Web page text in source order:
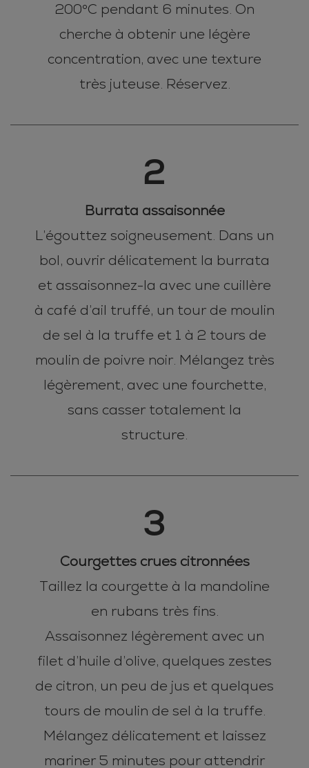
200°C pendant 6 minutes. On
cherche à obtenir une légère
concentration, avec une texture
très juteuse. Réservez.
2
Burrata assaisonnée
L’égouttez soigneusement. Dans un
bol, ouvrir délicatement la burrata
et assaisonnez-la avec une cuillère
à café d’ail truffé, un tour de moulin
de sel à la truffe et 1 à 2 tours de
moulin de poivre noir. Mélangez très
légèrement, avec une fourchette,
sans casser totalement la
structure.
3
Courgettes crues citronnées
Taillez la courgette à la mandoline
en rubans très fins.
Assaisonnez légèrement avec un
filet d’huile d’olive, quelques zestes
de citron, un peu de jus et quelques
tours de moulin de sel à la truffe.
Mélangez délicatement et laissez
mariner 5 minutes pour attendrir